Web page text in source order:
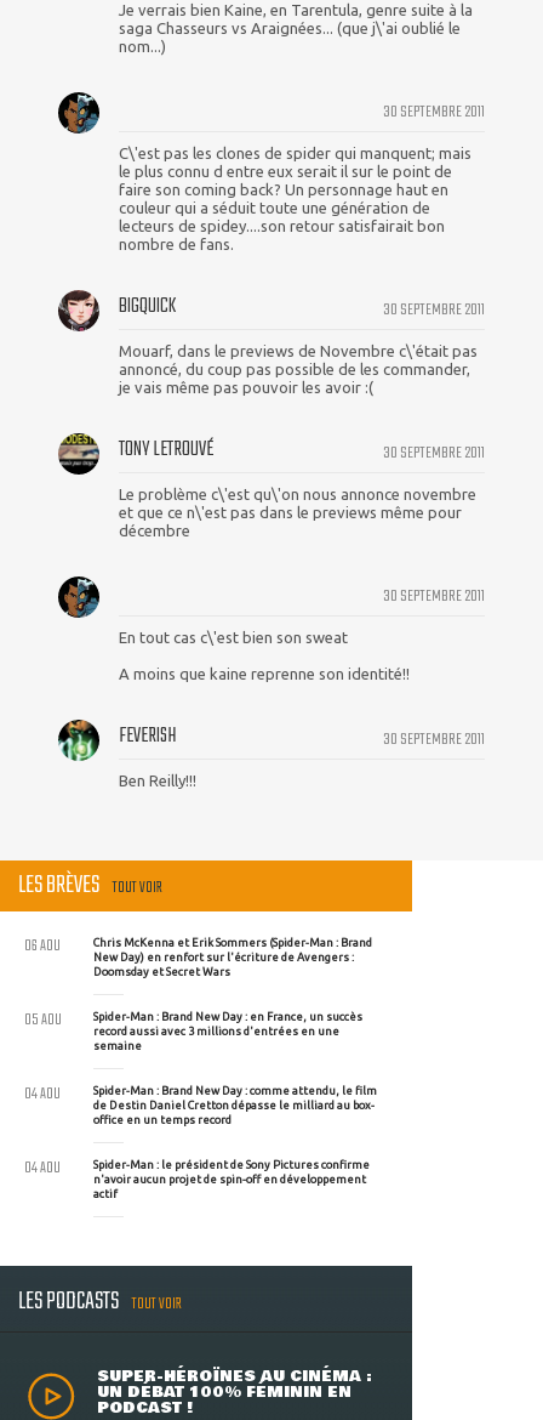
Je verrais bien Kaine, en Tarentula, genre suite à la
saga Chasseurs vs Araignées... (que j\'ai oublié le
nom...)
30 SEPTEMBRE 2011
C\'est pas les clones de spider qui manquent; mais
le plus connu d entre eux serait il sur le point de
faire son coming back? Un personnage haut en
couleur qui a séduit toute une génération de
lecteurs de spidey....son retour satisfairait bon
nombre de fans.
30 SEPTEMBRE 2011
BIGQUICK
Mouarf, dans le previews de Novembre c\'était pas
annoncé, du coup pas possible de les commander,
je vais même pas pouvoir les avoir :(
30 SEPTEMBRE 2011
TONY LETROUVÉ
Le problème c\'est qu\'on nous annonce novembre
et que ce n\'est pas dans le previews même pour
décembre
30 SEPTEMBRE 2011
En tout cas c\'est bien son sweat
A moins que kaine reprenne son identité!!
30 SEPTEMBRE 2011
FEVERISH
Ben Reilly!!!
LES BRÈVES TOUT VOIR
Chris McKenna et Erik Sommers (Spider-Man : Brand
New Day) en renfort sur l'écriture de Avengers :
Doomsday et Secret Wars
06 AOU
Spider-Man : Brand New Day : en France, un succès
record aussi avec 3 millions d'entrées en une
semaine
05 AOU
Spider-Man : Brand New Day : comme attendu, le film
de Destin Daniel Cretton dépasse le milliard au box-
office en un temps record
04 AOU
Spider-Man : le président de Sony Pictures confirme
n'avoir aucun projet de spin-off en développement
actif
04 AOU
LES PODCASTS TOUT VOIR
SUPER-HÉROÏNES AU CINÉMA :
UN DÉBAT 100% FÉMININ EN
PODCAST !